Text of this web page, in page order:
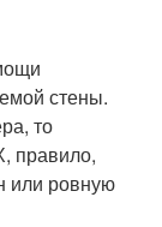
стены.
то
правило,
или ровную